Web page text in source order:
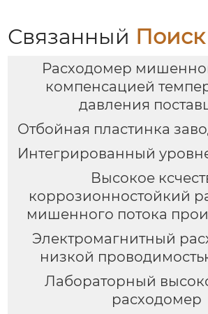
Связанный Поиск
Расходомер
компенсацией
давления
Отбойная пластинка
Интегрированный
Высокое
коррозионностойкий
мишенного потока
Электромагнитный
низкой
Лабораторный
расходомер